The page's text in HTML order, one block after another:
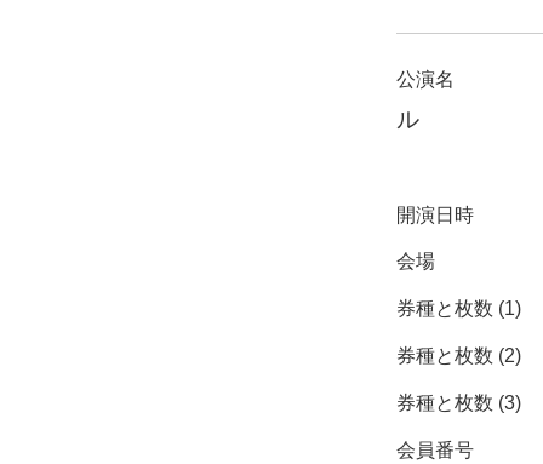
公演名
ル
開演日時
会場
券種と枚数 (1)
券種と枚数 (2)
券種と枚数 (3)
会員番号